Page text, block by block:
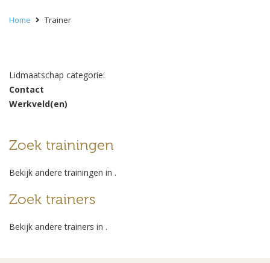
Home Trainer
Lidmaatschap categorie:
Contact
Werkveld(en)
Zoek trainingen
Bekijk andere trainingen in .
Zoek trainers
Bekijk andere trainers in .